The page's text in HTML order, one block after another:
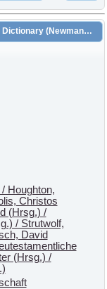
Greek New Testament GNT6. With Greek-English Dictionary (Newman, Barclay M. / Houghton, Hugh (Hrsg.) / Karakolis, Christos (Hrsg.) / Parker, David (Hrsg.) / Pisano, Stephen (Hrsg.) / Strutwolf, Holger (Hrsg.) / Trobisch, David (Hrsg.) / Institut für Neutestamentliche Textforschung, Münster (Hrsg.) / Wachtel, Klaus (Hrsg.))
Houghton,
Christos
(Hrsg.) /
/ Strutwolf,
David
(Hrsg.) /